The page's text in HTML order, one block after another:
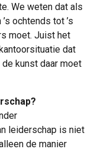
We weten dat als
ochtends tot ’s
moet. Juist het
dat
kunst daar moet
leiderschap is niet
de manier